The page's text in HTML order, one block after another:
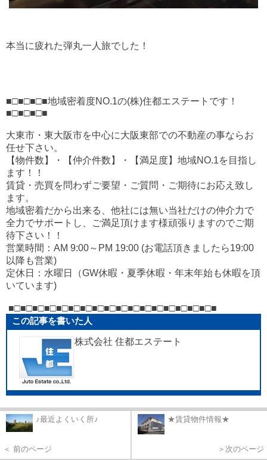
本当に疲れた弾丸一人旅でした！
■□■□■□■地域密着度NO.1の(株)住都エステートです！
■□■□■□■
大東市・東大阪市を中心に大阪東部での不動産の事ならお
任せ下さい。
【物件数】・【仲介件数】・【満足度】地域NO.1を目指し
ます！！
賃貸・売買を問わずご要望・ご質問・ご期待にお応え致し
ます。
地域密着だから出来る、他社には無い当社だけの仲介力で
全力でサポートし、ご満足頂けます様頑張りますのでご期
待下さい！！
営業時間：AM 9:00～PM 19:00 (お電話頂きましたら19:00
以降も営業)
定休日：水曜日（GW休暇・夏季休暇・年末年始も休暇を頂
いています)
■□■□■□■□■□■□■□■□■□■□■□■□■□■□■□■□■□■
この記事を書いた人
株式会社 住都エステート
♪最近よくいく所♪
＜ 前のページ
★賃貸物件情報★
＞次のページ